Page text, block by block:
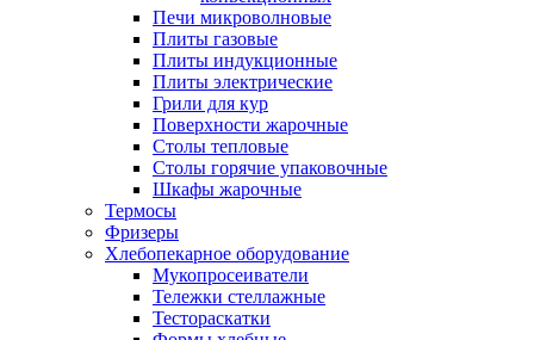
Печи микроволновые
Плиты газовые
Плиты индукционные
Плиты электрические
Грили для кур
Поверхности жарочные
Столы тепловые
Столы горячие упаковочные
Шкафы жарочные
Термосы
Фризеры
Хлебопекарное оборудование
Мукопросеиватели
Тележки стеллажные
Тестораскатки